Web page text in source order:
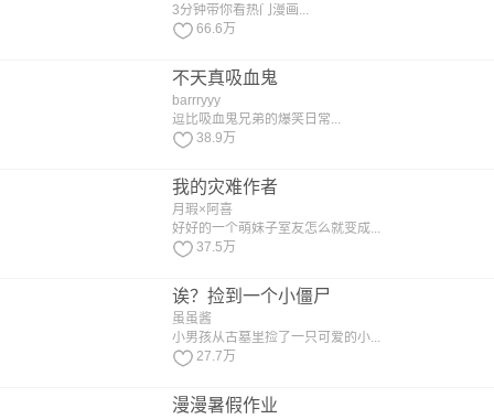
3分钟带你看热门漫画...
66.6万
不天真吸血鬼
barrryyy
逗比吸血鬼兄弟的爆笑日常...
38.9万
我的灾难作者
月瑕×阿喜
好好的一个萌妹子室友怎么就变成...
37.5万
诶？捡到一个小僵尸
虽虽酱
小男孩从古墓里捡了一只可爱的小...
27.7万
漫漫暑假作业